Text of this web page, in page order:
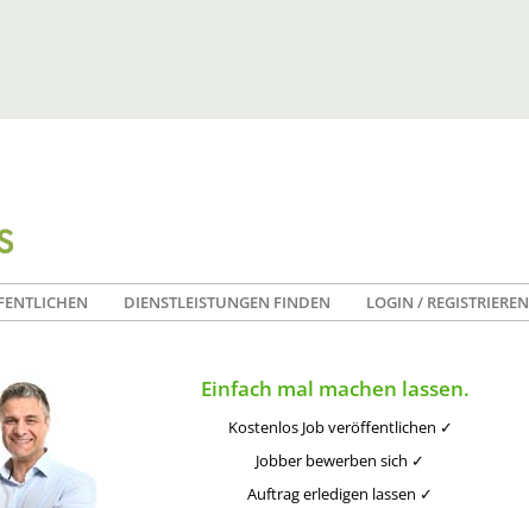
DIENSTLEISTUNGEN FINDEN LOGIN / REGISTRIEREN
Einfach mal machen lassen.
Kostenlos Job veröffentlichen ✓
Jobber bewerben sich ✓
Auftrag erledigen lassen ✓